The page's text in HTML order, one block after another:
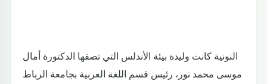
النونية كانت وليدة بيئة الأندلس التي تصفها الدكتورة أمال
موسى محمد نور، رئيس قسم اللغة العربية بجامعة الرباط